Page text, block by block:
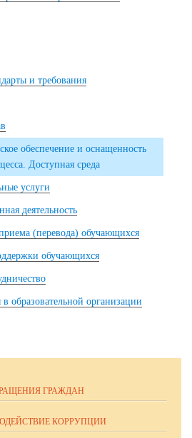
и требования
обеспечение и оснащенность
Доступная среда
услуги
деятельность
(перевода) обучающихся
обучающихся
образовательной организации
ГРАЖДАН
КОРРУПЦИИ